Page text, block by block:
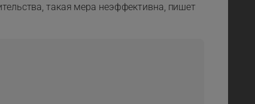
такая мера неэффективна, пишет